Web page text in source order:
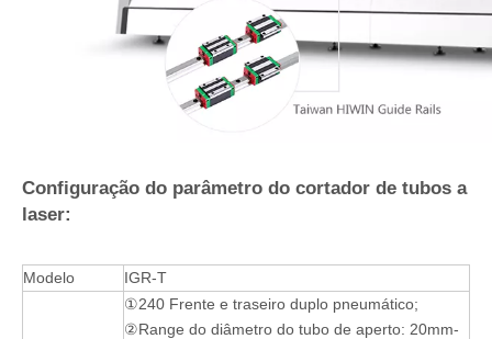
Configuração do parâmetro do cortador de tubos a
laser:
Modelo IGR-T
①240 Frente e traseiro duplo pneumático;
②Range do diâmetro do tubo de aperto: 20mm-